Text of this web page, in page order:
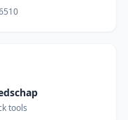
tools